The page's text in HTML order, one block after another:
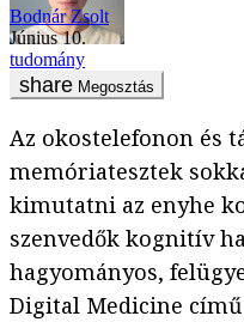
Bodnár Zsolt
június 10.
tudomány
Megosztás
Az okostelefonon és
memóriatesztek
kimutatni az enyhe
szenvedők kognitív
hagyományos,
Digital Medicine